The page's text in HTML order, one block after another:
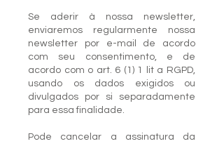
Se aderir à nossa newsletter,
enviaremos regularmente nossa
newsletter por e-mail de acordo
com seu consentimento, e de
acordo com o art. 6 (1) 1 lit a RGPD,
usando os dados exigidos ou
divulgados por si separadamente
para essa finalidade.
Pode cancelar a assinatura da